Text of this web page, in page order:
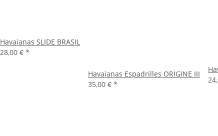
Havaianas SLIDE BRASIL
28,00 € *
Havaianas Espadrilles ORIGINE III
35,00 € *